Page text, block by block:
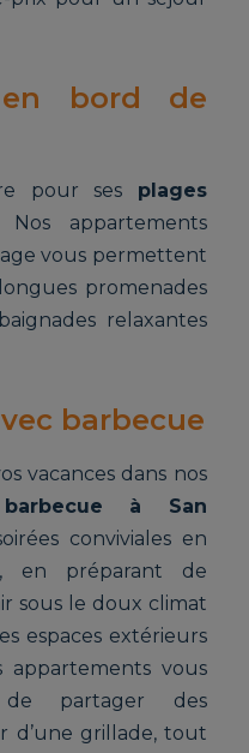
en bord de
pour ses plages
Nos appartements
vous permettent
promenades
relaxantes
barbecue
vacances dans nos
à San
conviviales en
en préparant de
sous le doux climat
espaces extérieurs
appartements vous
de partager des
d’une grillade, tout